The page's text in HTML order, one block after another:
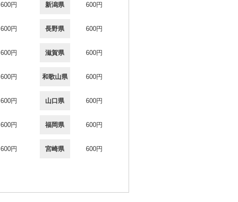
600円 新潟県 600円
600円 長野県 600円
600円 滋賀県 600円
600円 和歌山県 600円
600円 山口県 600円
600円 福岡県 600円
600円 宮崎県 600円